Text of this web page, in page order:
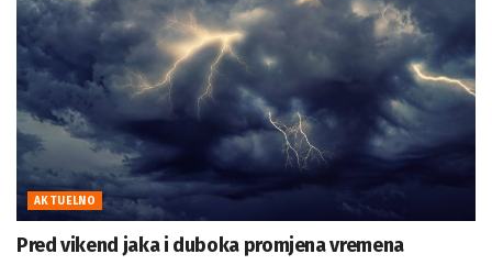
AKTUELNO
Pred vikend jaka i duboka promjena vremena